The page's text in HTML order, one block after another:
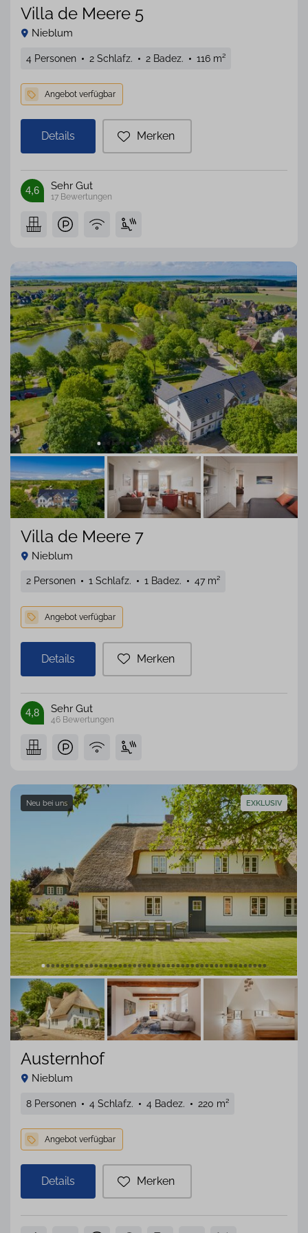
Villa de Meere 5
Nieblum
4 Personen 2 Schlafz. 2 Badez. 116 m²
Details Merken
17 Bewertungen
4,6 Sehr Gut
Villa de Meere 7
Nieblum
2 Personen 1 Schlafz. 1 Badez. 47 m²
Details Merken
46 Bewertungen
4,8 Sehr Gut
Austernhof
EXKLUSIV
Nieblum
8 Personen 4 Schlafz. 4 Badez. 220 m²
Details Merken